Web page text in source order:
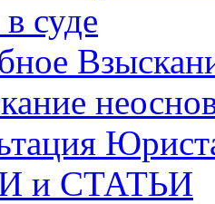
суде
и СТАТЬИ